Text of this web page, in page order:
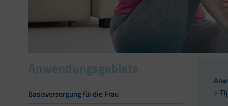
Anwendungsgebiete
Basisversorgung für die Frau